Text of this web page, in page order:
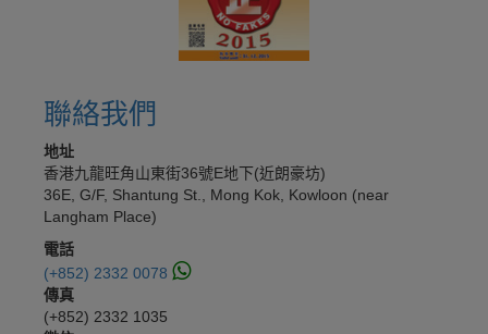
聯絡我們
地址
香港九龍旺角山東街36號E地下(近朗豪坊)
36E, G/F, Shantung St., Mong Kok, Kowloon (near
Langham Place)
電話
(+852) 2332 0078
傳真
(+852) 2332 1035